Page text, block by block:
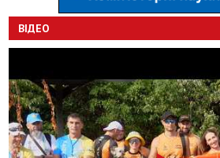
ВІДЕО